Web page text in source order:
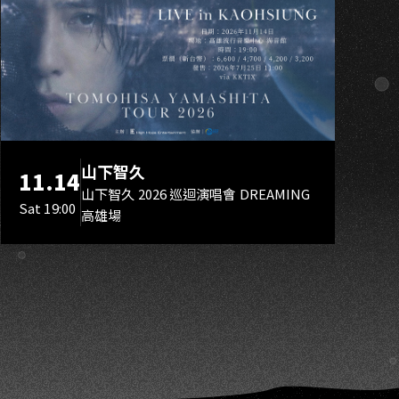
11.14
Sat 19:00
山下智久
山下智久 2026 巡迴演唱會 DREAMING
高雄場